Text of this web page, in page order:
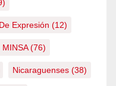
Expresión (12)
MINSA(76)
Nicaraguenses (38)